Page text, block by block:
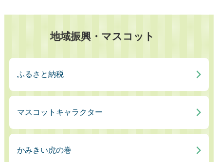
地域振興・マスコット
ふるさと納税
マスコットキャラクター
かみきい虎の巻